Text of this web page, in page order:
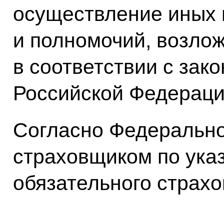
осуществление иных
и полномочий,
в соответствии с
Российской
Согласно
страховщиком по
обязательного